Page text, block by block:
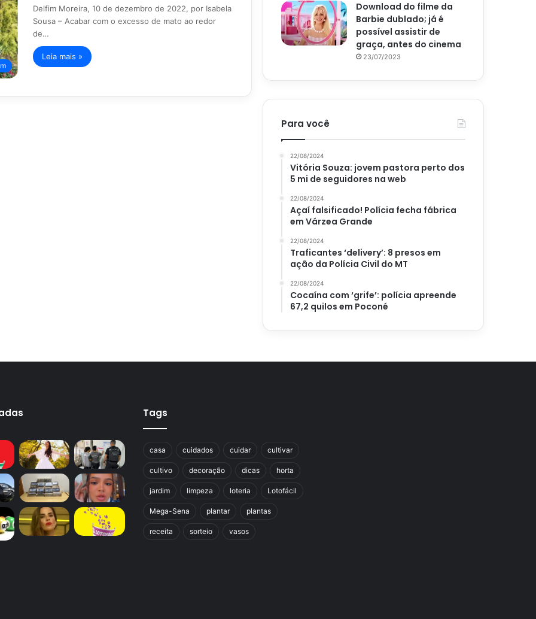
Delfim Moreira, 10 de dezembro de 2022, por Isabela
Sousa – Acabar com o excesso de mato ao redor
de…
Leia mais »
Download do filme da
Barbie dublado; já é
possível assistir de
graça, antes do cinema
23/07/2023
Para você
22/08/2024
Vitória Souza: jovem pastora perto dos
5 mi de seguidores na web
22/08/2024
Açaí falsificado! Polícia fecha fábrica
em Várzea Grande
22/08/2024
Traficantes ‘delivery’: 8 presos em
ação da Polícia Civil do MT
22/08/2024
Cocaína com ‘grife’: polícia apreende
67,2 quilos em Poconé
Tags
casa cuidados cuidar cultivar
cultivo decoração dicas horta
jardim limpeza loteria Lotofácil
Mega-Sena plantar plantas
receita sorteio vasos